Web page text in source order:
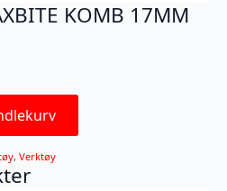
KOMB 17MM
, Verktøy